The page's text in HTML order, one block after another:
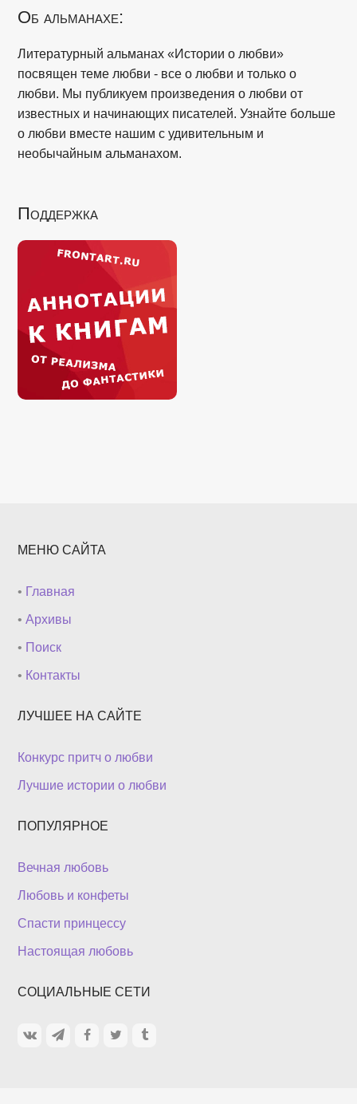
Об альманахе:
Литературный альманах «Истории о любви»
посвящен теме любви - все о любви и только о
любви. Мы публикуем произведения о любви от
известных и начинающих писателей. Узнайте больше
о любви вместе нашим с удивительным и
необычайным альманахом.
Поддержка
МЕНЮ САЙТА
• Главная
•Архивы
• Поиск
• Контакты
ЛУЧШЕЕ НА САЙТЕ
Конкурс притч о любви
Лучшие истории о любви
ПОПУЛЯРНОЕ
Вечная любовь
Любовь и конфеты
Спасти принцессу
Настоящая любовь
СОЦИАЛЬНЫЕ СЕТИ